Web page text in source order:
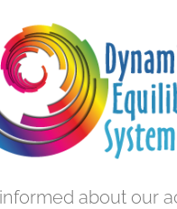
about our